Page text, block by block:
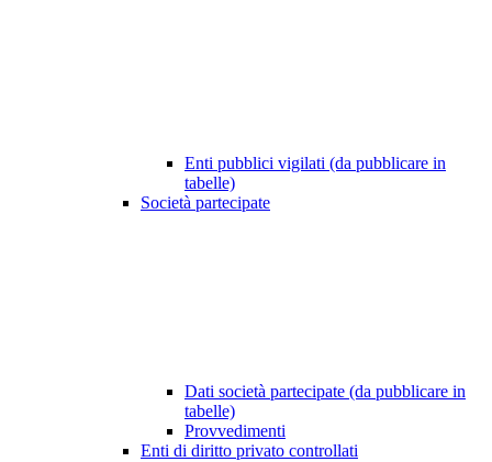
Enti pubblici vigilati (da pubblicare in
tabelle)
Società partecipate
Dati società partecipate (da pubblicare in
tabelle)
Provvedimenti
Enti di diritto privato controllati